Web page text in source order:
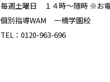
毎週土曜日 １４時～随時 ※お電
個別指導WAM 一橋学園校
TEL：0120-963-696